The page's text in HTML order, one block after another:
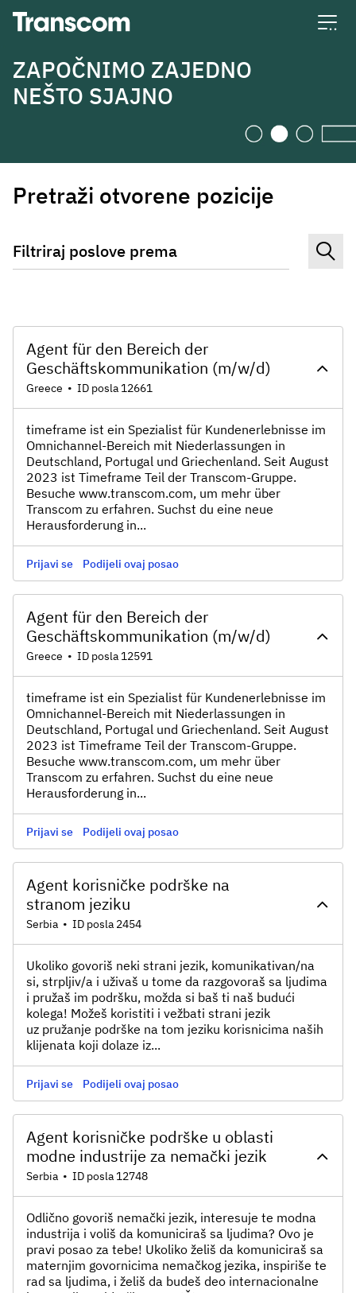
Transcom
ZAPOČNIMO ZAJEDNO
NEŠTO SJAJNO
Pretraži otvorene pozicije
Filtriraj poslove prema
Agent für den Bereich der
Geschäftskommunikation (m/w/d)
Greece • ID posla 12661
timeframe ist ein Spezialist für Kundenerlebnisse im
Omnichannel-Bereich mit Niederlassungen in
Deutschland, Portugal und Griechenland. Seit August
2023 ist Timeframe Teil der Transcom-Gruppe.
Besuche www.transcom.com, um mehr über
Transcom zu erfahren. Suchst du eine neue
Herausforderung in...
Prijavi se Podijeli ovaj posao
Agent für den Bereich der
Geschäftskommunikation (m/w/d)
Greece • ID posla 12591
timeframe ist ein Spezialist für Kundenerlebnisse im
Omnichannel-Bereich mit Niederlassungen in
Deutschland, Portugal und Griechenland. Seit August
2023 ist Timeframe Teil der Transcom-Gruppe.
Besuche www.transcom.com, um mehr über
Transcom zu erfahren. Suchst du eine neue
Herausforderung in...
Prijavi se Podijeli ovaj posao
Agent korisničke podrške na
stranom jeziku
Serbia • ID posla 2454
Ukoliko govoriš neki strani jezik, komunikativan/na
si, strpljiv/a i uživaš u tome da razgovoraš sa ljudima
i pružaš im podršku, možda si baš ti naš budući
kolega! Možeš koristiti i vežbati strani jezik
uz pružanje podrške na tom jeziku korisnicima naših
klijenata koji dolaze iz...
Prijavi se Podijeli ovaj posao
Agent korisničke podrške u oblasti
modne industrije za nemački jezik
Serbia • ID posla 12748
Odlično govoriš nemački jezik, interesuje te modna
industrija i voliš da komuniciraš sa ljudima? Ovo je
pravi posao za tebe! Ukoliko želiš da komuniciraš sa
maternjim govornicima nemačkog jezika, inspiriše te
rad sa ljudima, i želiš da budeš deo internacionalne